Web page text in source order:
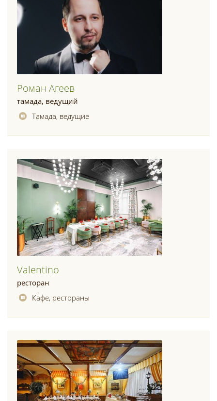
Роман Агеев
тамада, ведущий
Тамада, ведущие
Valentino
ресторан
Кафе, рестораны